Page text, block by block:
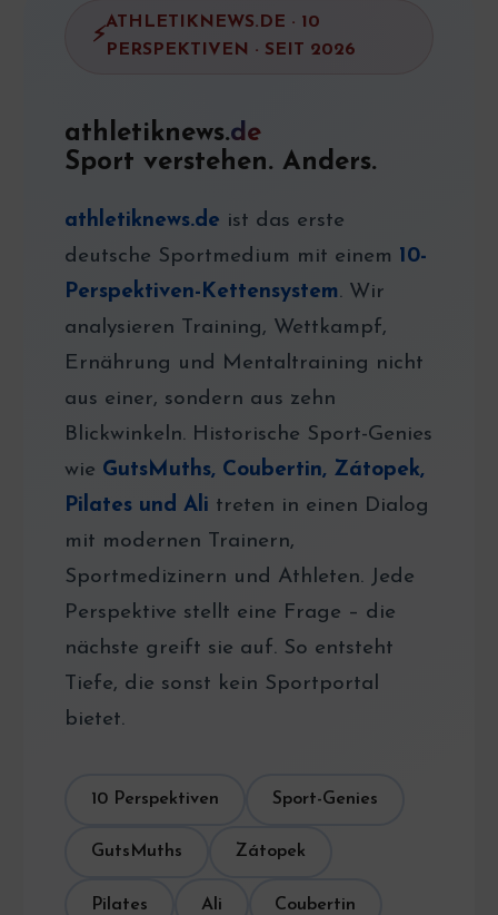
ATHLETIKNEWS.DE · 10
PERSPEKTIVEN · SEIT 2026
athletiknews.de
Sport verstehen. Anders.
athletiknews.de ist das erste
deutsche Sportmedium mit einem 10-
Perspektiven-Kettensystem. Wir
analysieren Training, Wettkampf,
Ernährung und Mentaltraining nicht
aus einer, sondern aus zehn
Blickwinkeln. Historische Sport-Genies
wie GutsMuths, Coubertin, Zátopek,
Pilates und Ali treten in einen Dialog
mit modernen Trainern,
Sportmedizinern und Athleten. Jede
Perspektive stellt eine Frage – die
nächste greift sie auf. So entsteht
Tiefe, die sonst kein Sportportal
bietet.
10 Perspektiven Sport-Genies
GutsMuths Zátopek
Pilates Ali Coubertin